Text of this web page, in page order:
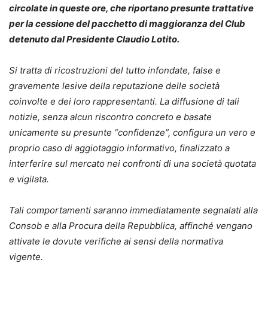
circolate in queste ore, che riportano presunte trattative
per la cessione del pacchetto di maggioranza del Club
detenuto dal Presidente Claudio Lotito.
Si tratta di ricostruzioni del tutto infondate, false e
gravemente lesive della reputazione delle società
coinvolte e dei loro rappresentanti. La diffusione di tali
notizie, senza alcun riscontro concreto e basate
unicamente su presunte “confidenze”, configura un vero e
proprio caso di aggiotaggio informativo, finalizzato a
interferire sul mercato nei confronti di una società quotata
e vigilata.
Tali comportamenti saranno immediatamente segnalati alla
Consob e alla Procura della Repubblica, affinché vengano
attivate le dovute verifiche ai sensi della normativa
vigente.